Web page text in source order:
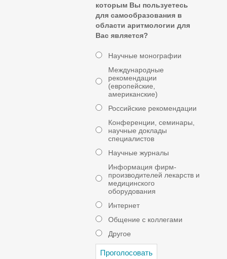
которым Вы пользуетесь
для самообразования в
области аритмологии для
Вас является?
Научные монографии
Международные
рекомендации
(европейские,
американские)
Российские рекомендации
Конференции, семинары,
научные доклады
специалистов
Научные журналы
Информация фирм-
производителей лекарств и
медицинского
оборудования
Интернет
Общение с коллегами
Другое